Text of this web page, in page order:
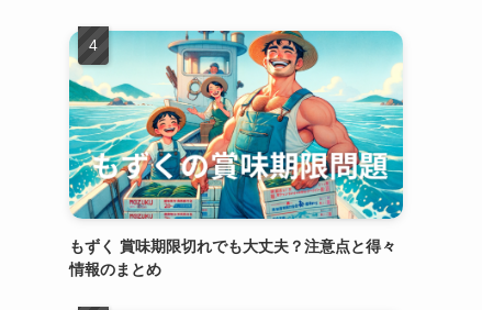
もずく 賞味期限切れでも大丈夫？注意点と得々
情報のまとめ